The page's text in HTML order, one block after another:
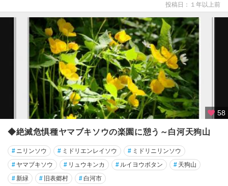
投稿日：１年以上前
58
◆絶滅危惧種ヤマブキソウの楽園に憩う～白河天狗山
# ニリンソウ # ミドリエンレイソウ # ミドリニリンソウ
# ヤマブキソウ # リュウキンカ # ルイヨウボタン # 天狗山
#新緑 # 旧表郷村 # 白河市